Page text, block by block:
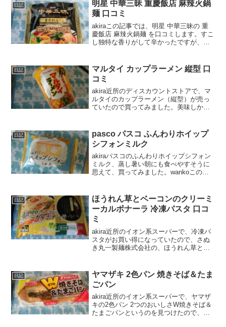
日記
明星 中華三昧 重慶飯店 麻辣火鍋
麺 口コミ
akiraこの記事では、明星 中華三昧の 重
慶飯店 麻辣火鍋麺 を口コミします。すこ
し独特な香りがして辛かったですが、ク
の正直な口コミや、カロリーなどを紹介
す...
日記
マルタイ カップラーメン 縦型 口
コミ
akira近所のディスカウントストアで、マ
ルタイのカップラーメン（縦型）が売っ
ていたので買ってみました。美味しかっ
型）の正直な口コミや、カロリーなどを
紹介するよ！マ...
日記
pasco パスコ ふんわりホイップ
シフォンミルク
akiraパスコのふんわりホイップシフォン
ミルク、蒸し暑い朝にも食べやすそうに
思えて、買ってみました。wankoこの記
リーなどの栄養成分について紹介する
よ！pasco ...
日記
ほうれん草とベーコンのクリーミ
ーカルボナーラ 冷凍パスタ 口コ
ミ
akira近所のイオン系スーパーで、冷凍パ
スタがお買い得になっていたので、さぬ
き丸一製麺株式会社の、ほうれん草とベ
この記事では、さぬき丸一製麺株式会社
ほうれん...
日記
ヤマザキ 2色パン 焼きそば＆たま
ごパン
akira近所のイオン系スーパーで、ヤマザ
キの2色パン 2つのおいしさW焼きそば＆
たまごパンというのを見つけたので、さ